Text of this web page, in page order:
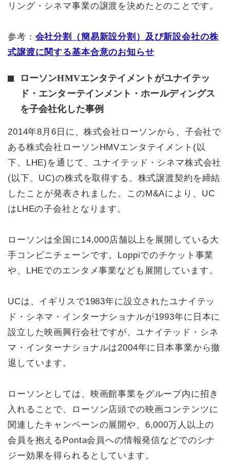
リング・シネマ事業の譲渡を決めたとのことです。
参考： 会社分割（簡易新設分割）及び新設会社の株
式譲渡に関する基本合意のお知らせ
ローソンHMVエンタテイメントがユナイテッ
ド・エンターテインメント・ホールディングス
を子会社化した事例
2014年8月6日に、株式会社ローソンから、子会社で
ある株式会社ローソンHMVエンタテイメント(以
下、LHE)を通じて、ユナイテッド・シネマ株式会社
(以下、UC)の株式を取得する、株式譲渡契約を締結
したことが発表されました。このM&Aにより、UC
はLHEの子会社となります。
ローソンは全国に14,000店舗以上を展開している大
手コンビニチェーンです。Loppiでのチケット事業
や、LHEでのエンタメ事業なども展開しています。
UCは、イギリスで1983年に設立されたユナイテッ
ド・シネマ・インターナショナルが1993年に日本に
設立した映画興行会社ですが、ユナイテッド・シネ
マ・インターナショナルは2004年に日本事業から撤
退しています。
ローソンとしては、映画館事業をグループ内に招き
入れることで、ローソン店頭での映画コンテンツに
関連したキャンペーンの展開や、6,000万人以上の
会員を抱えるPonta会員への情報発信などでのシナ
ジー効果を得られるとしています。